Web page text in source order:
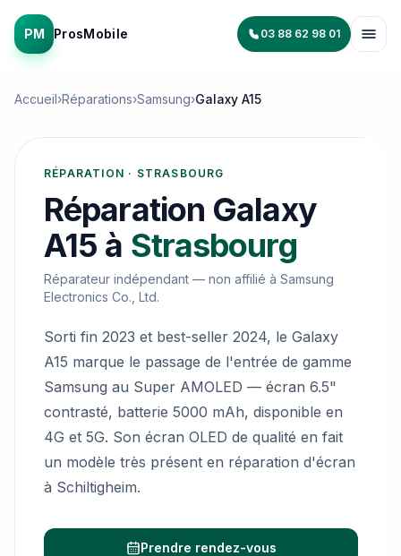
PM ProsMobile 03 88 62 98 01
Accueil›Réparations›Samsung›Galaxy A15
RÉPARATION · STRASBOURG
Réparation Galaxy
A15 à Strasbourg
Réparateur indépendant — non affilié à Samsung
Electronics Co., Ltd.
Sorti fin 2023 et best-seller 2024, le Galaxy
A15 marque le passage de l'entrée de gamme
Samsung au Super AMOLED — écran 6.5"
contrasté, batterie 5000 mAh, disponible en
4G et 5G. Son écran OLED de qualité en fait
un modèle très présent en réparation d'écran
à Schiltigheim.
Prendre rendez-vous